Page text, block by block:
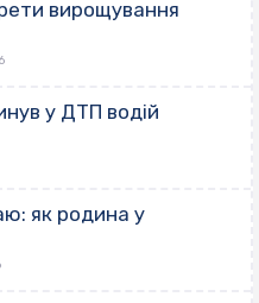
вирощування
у ДТП водій
як родина у